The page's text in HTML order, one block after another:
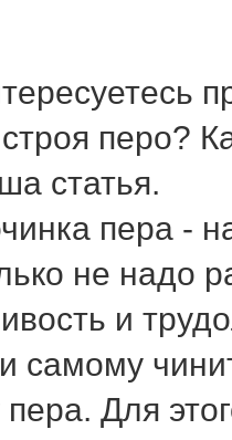
перо?
статья.
пера -
не надο
и
Для